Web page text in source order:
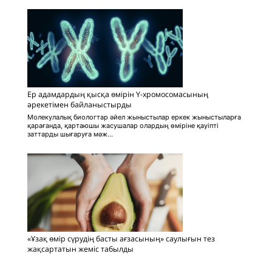
Ер адамдардың қысқа өмірін Y-хромосомасының
әрекетімен байланыстырды
Молекулалық биологтар әйел жыныстылар еркек жыныстыларға
қарағанда, қартаюшы жасушалар олардың өміріне қауіпті
заттарды шығаруға мәж...
«Ұзақ өмір сүрудің басты ағзасының» саулығын тез
жақсартатын жеміс табылды